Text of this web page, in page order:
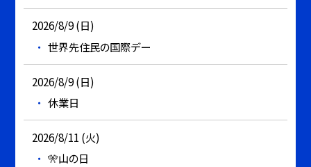
2026/8/9 (日)
世界先住民の国際デー
2026/8/9 (日)
休業日
2026/8/11 (火)
🎌山の日